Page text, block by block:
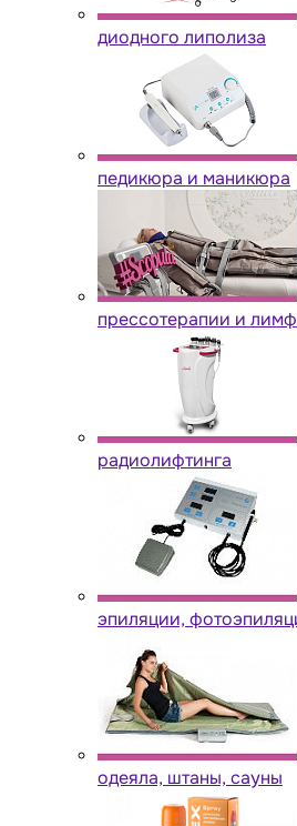
диодного липолиза
педикюра и маникюра
прессотерапии и
радиолифтинга
эпиляции,
одеяла, штаны, сауны